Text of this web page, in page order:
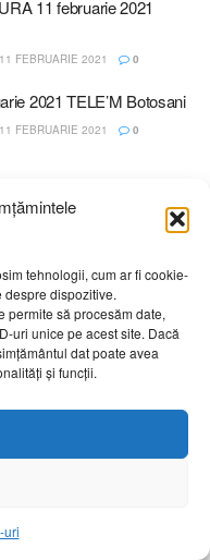
tehnologii, cum ar fi cookie-
despre dispozitive.
permite să procesăm date,
uri unice pe acest site. Dacă
dat poate avea
și funcții.
uri
11 februarie 2021
11 FEBRUARIE 2021 0
2021 TELE’M Botosani
11 FEBRUARIE 2021 0
de confidențialitate
programe
importante vă rugăm